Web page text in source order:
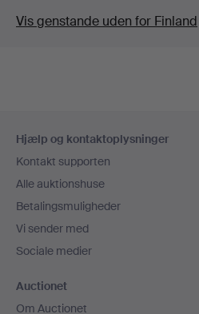
Vis genstande uden for Finland
Hjælp og kontaktoplysninger
Kontakt supporten
Alle auktionshuse
Betalingsmuligheder
Vi sender med
Sociale medier
Auctionet
Om Auctionet